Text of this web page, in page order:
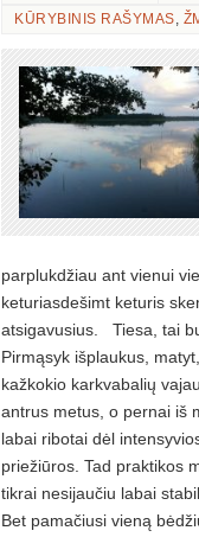
KŪRYBINIS RAŠYMAS,
parplukdžiau ant vienui
keturiasdešimt keturis
atsigavusius. Tiesa, tai
Pirmąsyk išplaukus,
kažkokio karkvabalių
antrus metus, o pernai iš
labai ribotai dėl
priežiūros. Tad praktikos
tikrai nesijaučiu labai
Bet pamačiusi vieną